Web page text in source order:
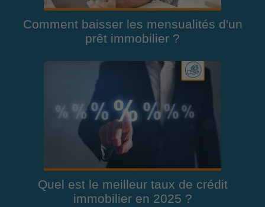
Comment baisser les mensualités d'un
prêt immobilier ?
Quel est le meilleur taux de crédit
immobilier en 2025 ?